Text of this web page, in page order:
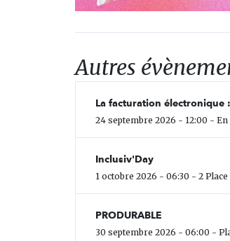
Autres
La facturation électronique
24 septembre 2026 - 12:00 -
Inclusiv'Day
1 octobre 2026 - 06:30 - 2
PRODURABLE
30 septembre 2026 - 06:00 -